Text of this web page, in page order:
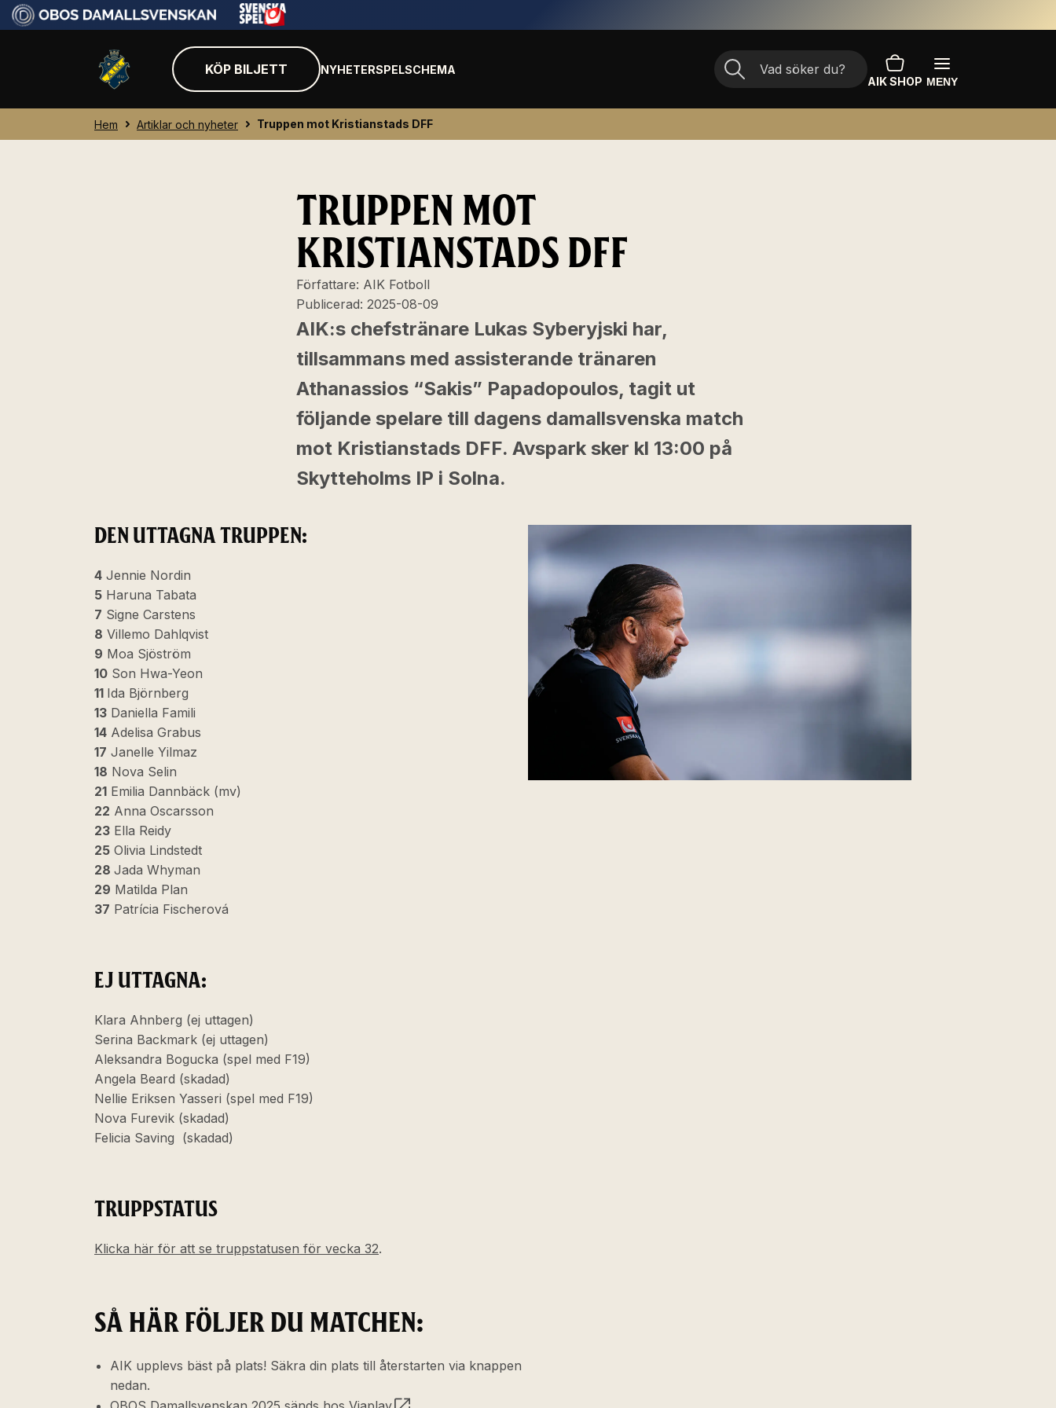
KÖP BILJETT NYHETERSPELSCHEMA
AIK SHOP MENY
Hem Artiklar och nyheter Truppen mot Kristianstads DFF
TRUPPEN MOT
KRISTIANSTADS DFF
Författare: AIK Fotboll
Publicerad: 2025-08-09
AIK:s chefstränare Lukas Syberyjski har,
tillsammans med assisterande tränaren
Athanassios “Sakis” Papadopoulos, tagit ut
följande spelare till dagens damallsvenska match
mot Kristianstads DFF. Avspark sker kl 13:00 på
Skytteholms IP i Solna.
DEN UTTAGNA TRUPPEN:
4 Jennie Nordin
5 Haruna Tabata
7 Signe Carstens
8 Villemo Dahlqvist
9 Moa Sjöström
10 Son Hwa-Yeon
11 Ida Björnberg
13 Daniella Famili
14 Adelisa Grabus
17 Janelle Yilmaz
18 Nova Selin
21 Emilia Dannbäck (mv)
22 Anna Oscarsson
23 Ella Reidy
25 Olivia Lindstedt
28 Jada Whyman
29 Matilda Plan
37 Patrícia Fischerová
EJ UTTAGNA:
Klara Ahnberg (ej uttagen)
Serina Backmark (ej uttagen)
Aleksandra Bogucka (spel med F19)
Angela Beard (skadad)
Nellie Eriksen Yasseri (spel med F19)
Nova Furevik (skadad)
Felicia Saving (skadad)
TRUPPSTATUS
Klicka här för att se truppstatusen för vecka 32.
SÅ HÄR FÖLJER DU MATCHEN:
AIK upplevs bäst på plats! Säkra din plats till återstarten via knappen
nedan.